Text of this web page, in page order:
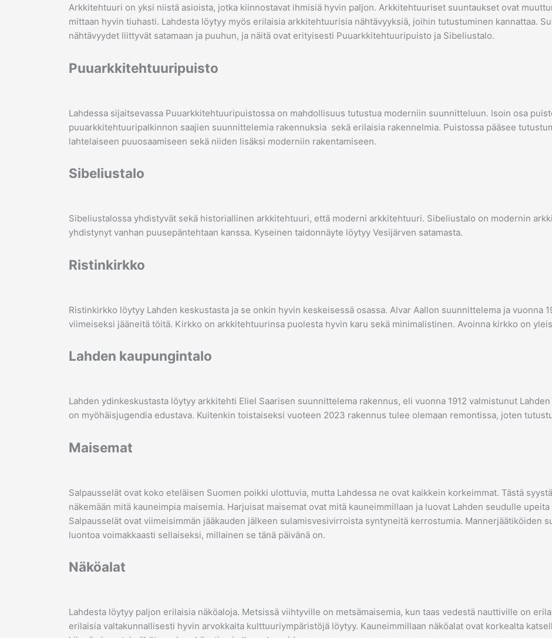
Arkkitehtuuri on yksi niistä asioista, jotka kiinnostavat ihmisiä hyvin paljon. Arkkitehtuuriset suuntaukset ovat
mittaan hyvin tiuhasti. Lahdesta löytyy myös erilaisia arkkitehtuurisia nähtävyyksiä, joihin tutustuminen kannattaa.
nähtävyydet liittyvät satamaan ja puuhun, ja näitä ovat erityisesti Puuarkkitehtuuripuisto ja Sibeliustalo.
Puuarkkitehtuuripuisto
Lahdessa sijaitsevassa Puuarkkitehtuuripuistossa on mahdollisuus tutustua moderniin suunnitteluun. Isoin osa
puuarkkitehtuuripalkinnon saajien suunnittelemia rakennuksia sekä erilaisia rakennelmia. Puistossa pääsee
lahtelaiseen puuosaamiseen sekä niiden lisäksi moderniin rakentamiseen.
Sibeliustalo
Sibeliustalossa yhdistyvät sekä historiallinen arkkitehtuuri, että moderni arkkitehtuuri. Sibeliustalo on modernin
yhdistynyt vanhan puusepäntehtaan kanssa. Kyseinen taidonnäyte löytyy Vesijärven satamasta.
Ristinkirkko
Ristinkirkko löytyy Lahden keskustasta ja se onkin hyvin keskeisessä osassa. Alvar Aallon suunnittelema ja vuonna
viimeiseksi jääneitä töitä. Kirkko on arkkitehtuurinsa puolesta hyvin karu sekä minimalistinen. Avoinna kirkko on
Lahden kaupungintalo
Lahden ydinkeskustasta löytyy arkkitehti Eliel Saarisen suunnittelema rakennus, eli vuonna 1912 valmistunut
on myöhäisjugendia edustava. Kuitenkin toistaiseksi vuoteen 2023 rakennus tulee olemaan remontissa, joten
Maisemat
Salpausselät ovat koko eteläisen Suomen poikki ulottuvia, mutta Lahdessa ne ovat kaikkein korkeimmat. Tästä
näkemään mitä kauneimpia maisemia. Harjuisat maisemat ovat mitä kauneimmillaan ja luovat Lahden seudulle
Salpausselät ovat viimeisimmän jääkauden jälkeen sulamisvesivirroista syntyneitä kerrostumia. Mannerjäätiköiden
luontoa voimakkaasti sellaiseksi, millainen se tänä päivänä on.
Näköalat
Lahdesta löytyy paljon erilaisia näköaloja. Metsissä viihtyville on metsämaisemia, kun taas vedestä nauttiville on
erilaisia valtakunnallisesti hyvin arvokkaita kulttuuriympäristöjä löytyy. Kauneimmillaan näköalat ovat korkealta